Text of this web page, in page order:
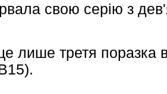
свою серію з
лише третя поразка